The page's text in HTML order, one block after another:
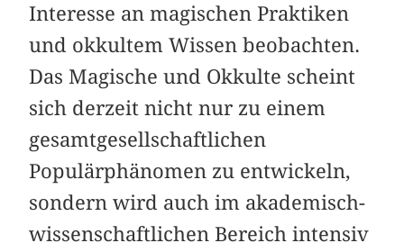
Interesse an magischen Prak­tiken
und okkultem Wissen beobachten.
Das Magische und Okkulte scheint
sich derzeit nicht nur zu einem
gesamt­gesellschaftlichen
Populärphänomen zu entwickeln,
sondern wird auch im akademisch-
wissenschaftlichen Bereich intensiv